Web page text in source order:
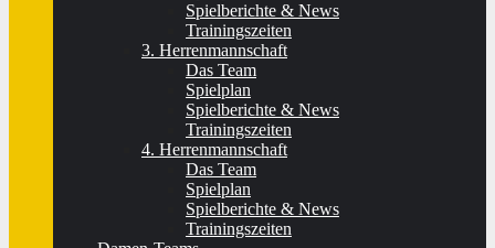
Spielberichte & News
Trainingszeiten
3. Herrenmannschaft
Das Team
Spielplan
Spielberichte & News
Trainingszeiten
4. Herrenmannschaft
Das Team
Spielplan
Spielberichte & News
Trainingszeiten